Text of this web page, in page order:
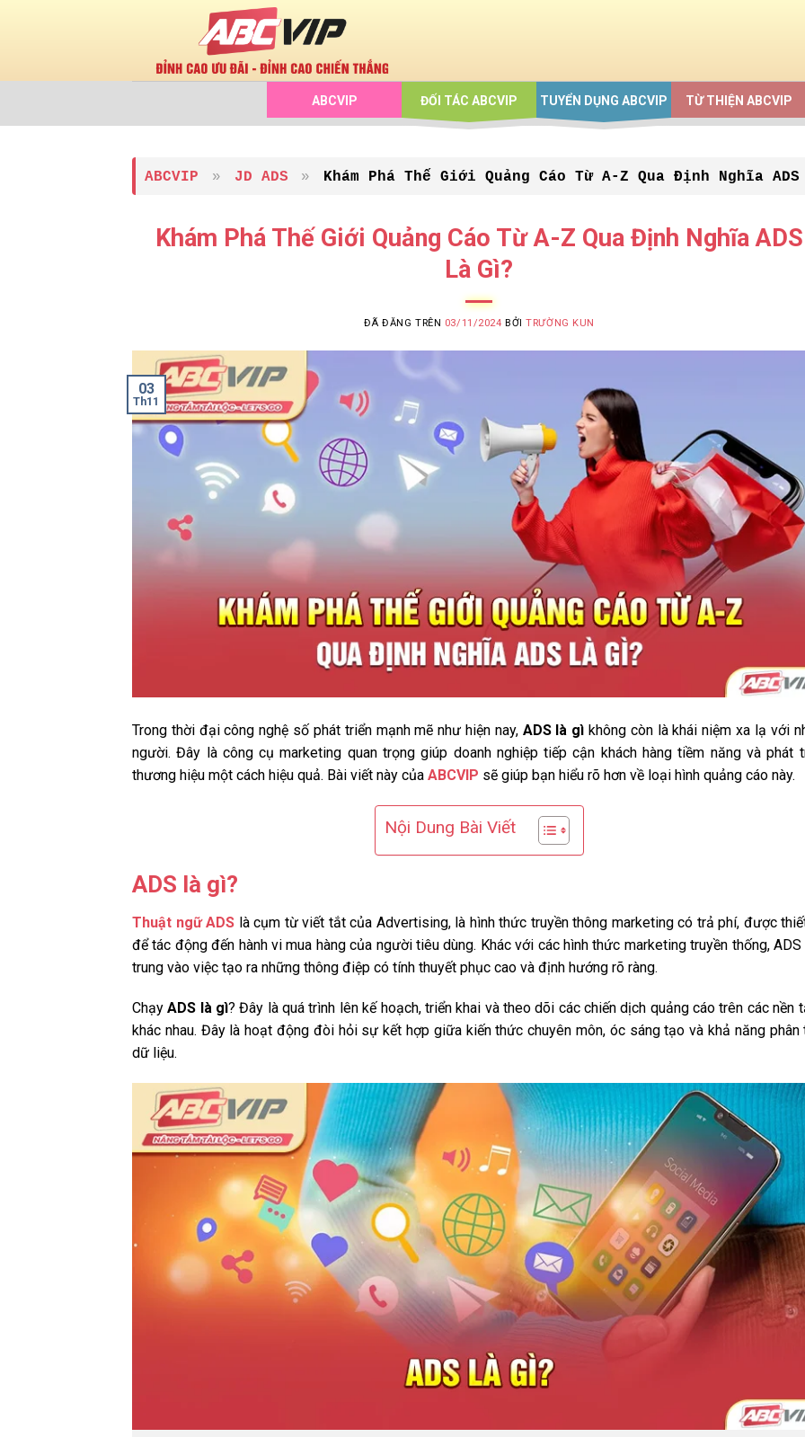
dung
ABCVIP ĐỐI TÁC ABCVIP TUYỂN DỤNG ABCVIP TỪ THIỆN ABCVIP
ABCVIP » JD ADS » Khám Phá Thế Giới Quảng Cáo Từ A-Z Qua Định Nghĩa
Khám Phá Thế Giới Quảng Cáo Từ A-Z Qua Định Nghĩa ADS
Là Gì?
ĐÃ ĐĂNG TRÊN 03/11/2024 BỞITRƯỜNG KUN
03
Th11
Trong thời đại công nghệ số phát triển mạnh mẽ như hiện nay,ADS là gì không còn là khái niệm xa lạ với
người. Đây là công cụ marketing quan trọng giúp doanh nghiệp tiếp cận khách hàng tiềm năng và phát
thương hiệu một cách hiệu quả. Bài viết này của ABCVIP sẽ giúp bạn hiểu rõ hơn về loại hình quảng cáo này.
Nội Dung Bài Viết
ADS là gì?
Thuật ngữ ADS là cụm từ viết tắt của Advertising, là hình thức truyền thông marketing có trả phí, được
để tác động đến hành vi mua hàng của người tiêu dùng. Khác với các hình thức marketing truyền thống,
trung vào việc tạo ra những thông điệp có tính thuyết phục cao và định hướng rõ ràng.
ChạyADS là gì? Đây là quá trình lên kế hoạch, triển khai và theo dõi các chiến dịch quảng cáo trên các nền
khác nhau. Đây là hoạt động đòi hỏi sự kết hợp giữa kiến thức chuyên môn, óc sáng tạo và khả năng phân
dữ liệu.